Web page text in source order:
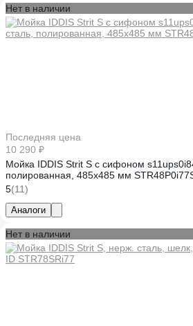
Нет в наличии
Последняя цена
10 290 ₽
Мойка IDDIS Strit S с сифоном
полированная, 485х485 мм
5(11)
Аналоги
Нет в наличии